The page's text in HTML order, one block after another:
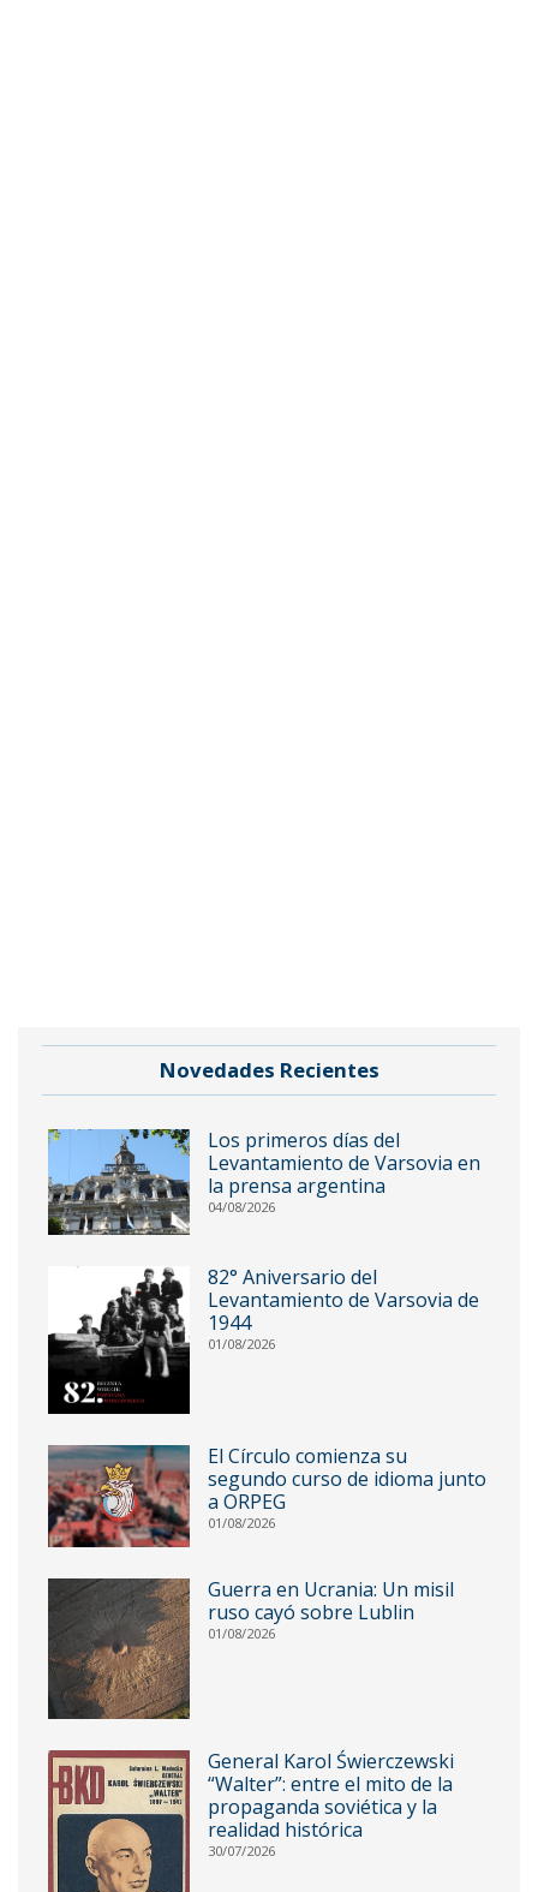
Novedades Recientes
Los primeros días del
Levantamiento de Varsovia en
la prensa argentina
04/08/2026
82° Aniversario del
Levantamiento de Varsovia de
1944
01/08/2026
El Círculo comienza su
segundo curso de idioma junto
a ORPEG
01/08/2026
Guerra en Ucrania: Un misil
ruso cayó sobre Lublin
01/08/2026
General Karol Świerczewski
“Walter”: entre el mito de la
propaganda soviética y la
realidad histórica
30/07/2026